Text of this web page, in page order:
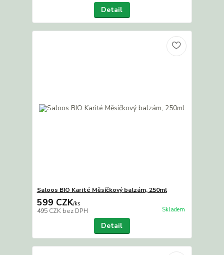
Detail
Saloos BIO Karité Měsíčkový balzám, 250ml
599 CZK/ks
495 CZK bez DPH Skladem
Detail